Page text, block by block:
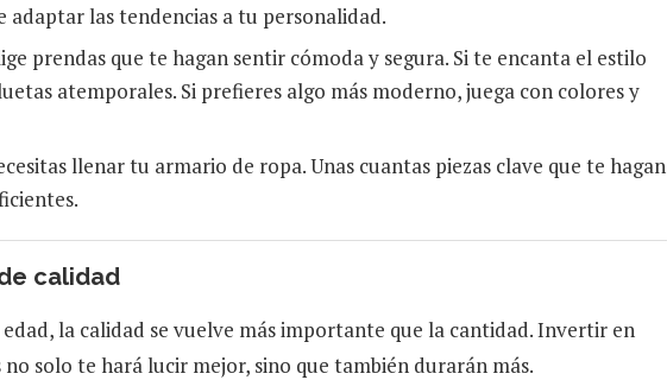
adaptar las tendencias a tu personalidad.
prendas que te hagan sentir cómoda y segura. Si te encanta el estilo
atemporales. Si prefieres algo más moderno, juega con colores y
llenar tu armario de ropa. Unas cuantas piezas clave que te hagan
calidad
la calidad se vuelve más importante que la cantidad. Invertir en
solo te hará lucir mejor, sino que también durarán más.